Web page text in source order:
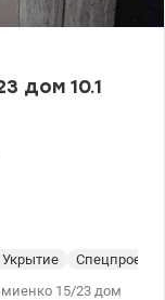
дом 10.1
Укрытие
Спецпроект
15/23 дом